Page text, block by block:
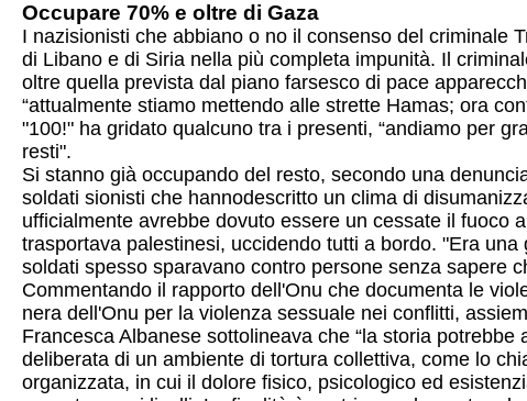
Occupare 70% e oltre di Gaza
I nazisionisti che abbiano o no il consenso del criminale
di Libano e di Siria nella più completa impunità. Il
oltre quella prevista dal piano farsesco di pace
“attualmente stiamo mettendo alle strette Hamas; ora
"100!" ha gridato qualcuno tra i presenti, “andiamo per
resti".
Si stanno già occupando del resto, secondo una
soldati sionisti che hannodescritto un clima di
ufficialmente avrebbe dovuto essere un cessate il fuoco
trasportava palestinesi, uccidendo tutti a bordo. "Era
soldati spesso sparavano contro persone senza sapere
Commentando il rapporto dell'Onu che documenta le
nera dell'Onu per la violenza sessuale nei conflitti,
Francesca Albanese sottolineava che “la storia
deliberata di un ambiente di tortura collettiva, come lo
organizzata, in cui il dolore fisico, psicologico ed